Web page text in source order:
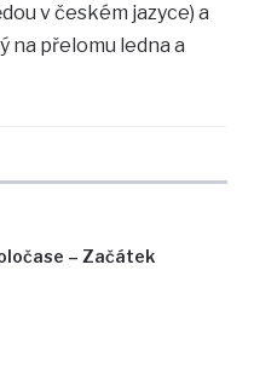
– Začátek
v českém jazyce) a
na přelomu ledna a